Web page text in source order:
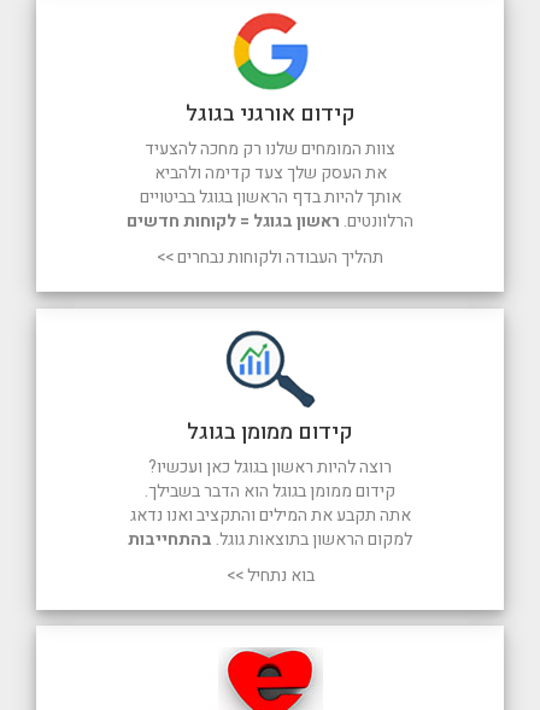
קידום ממומן בגוגל
רוצה להיות ראשון בגוגל כאן ועכשיו?
קידום ממומן בגוגל הוא הדבר בשבילך.
אתה תקבע את המילים והתקציב ואנו נדאג
למקום הראשון בתוצאות גוגל. בהתחייבות
בוא נתחיל >>
קידום אורגני בגוגל
צוות המומחים שלנו רק מחכה להצעיד
את העסק שלך צעד קדימה ולהביא
אותך להיות בדף הראשון בגוגל בביטויים
הרלוונטים. ראשון בגוגל = לקוחות חדשים
תהליך העבודה ולקוחות נבחרים >>